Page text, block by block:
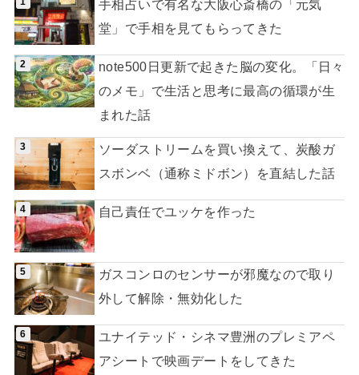
手相占いで有名な大阪心斎橋の「元気
堂」で手相を見てもらってきた
note500日更新で起きた脳の変化。「日々
のメモ」で生活と思考に最高の循環が生
まれた話
ソーダストリームを買い換えて、炭酸ガ
スボンベ（通称ミドボン）を直結した話
自己責任でユッケを作った
ガスコンロのセンサーが邪魔なので取り
外して解除・無効化した
ユナイテッド・シネマ豊洲のプレミアペ
アシートで映画デートをしてきた